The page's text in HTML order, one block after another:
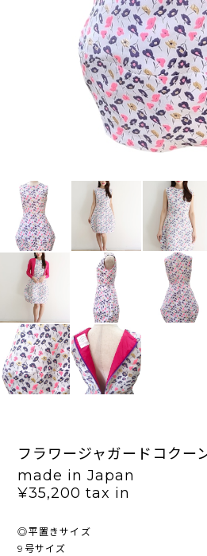
フラワージャガードコクー
made in Japan
¥35,200 tax in
◎平置きサイズ
9号サイズ